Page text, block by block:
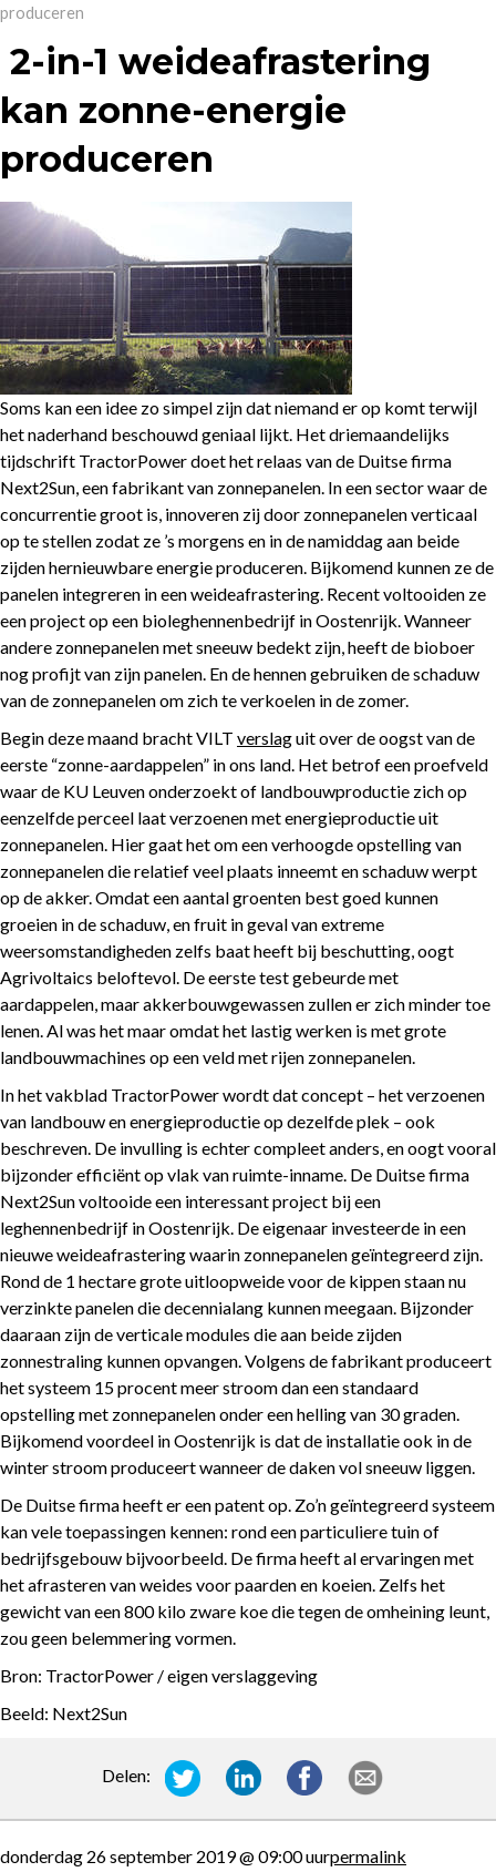
produceren
2-in-1 weideafrastering
kan zonne-energie
produceren
Soms kan een idee zo simpel zijn dat niemand er op komt terwijl
het naderhand beschouwd geniaal lijkt. Het driemaandelijks
tijdschrift TractorPower doet het relaas van de Duitse firma
Next2Sun, een fabrikant van zonnepanelen. In een sector waar de
concurrentie groot is, innoveren zij door zonnepanelen verticaal
op te stellen zodat ze ’s morgens en in de namiddag aan beide
zijden hernieuwbare energie produceren. Bijkomend kunnen ze de
panelen integreren in een weideafrastering. Recent voltooiden ze
een project op een bioleghennenbedrijf in Oostenrijk. Wanneer
andere zonnepanelen met sneeuw bedekt zijn, heeft de bioboer
nog profijt van zijn panelen. En de hennen gebruiken de schaduw
van de zonnepanelen om zich te verkoelen in de zomer.
Begin deze maand bracht VILT verslaguit over de oogst van de
eerste “zonne-aardappelen” in ons land. Het betrof een proefveld
waar de KU Leuven onderzoekt of landbouwproductie zich op
eenzelfde perceel laat verzoenen met energieproductie uit
zonnepanelen. Hier gaat het om een verhoogde opstelling van
zonnepanelen die relatief veel plaats inneemt en schaduw werpt
op de akker. Omdat een aantal groenten best goed kunnen
groeien in de schaduw, en fruit in geval van extreme
weersomstandigheden zelfs baat heeft bij beschutting, oogt
Agrivoltaics beloftevol. De eerste test gebeurde met
aardappelen, maar akkerbouwgewassen zullen er zich minder toe
lenen. Al was het maar omdat het lastig werken is met grote
landbouwmachines op een veld met rijen zonnepanelen.
In het vakblad TractorPower wordt dat concept – het verzoenen
van landbouw en energieproductie op dezelfde plek – ook
beschreven. De invulling is echter compleet anders, en oogt vooral
bijzonder efficiënt op vlak van ruimte-inname. De Duitse firma
Next2Sun voltooide een interessant project bij een
leghennenbedrijf in Oostenrijk. De eigenaar investeerde in een
nieuwe weideafrastering waarin zonnepanelen geïntegreerd zijn.
Rond de 1 hectare grote uitloopweide voor de kippen staan nu
verzinkte panelen die decennialang kunnen meegaan. Bijzonder
daaraan zijn de verticale modules die aan beide zijden
zonnestraling kunnen opvangen. Volgens de fabrikant produceert
het systeem 15 procent meer stroom dan een standaard
opstelling met zonnepanelen onder een helling van 30 graden.
Bijkomend voordeel in Oostenrijk is dat de installatie ook in de
winter stroom produceert wanneer de daken vol sneeuw liggen.
De Duitse firma heeft er een patent op. Zo’n geïntegreerd systeem
kan vele toepassingen kennen: rond een particuliere tuin of
bedrijfsgebouw bijvoorbeeld. De firma heeft al ervaringen met
het afrasteren van weides voor paarden en koeien. Zelfs het
gewicht van een 800 kilo zware koe die tegen de omheining leunt,
zou geen belemmering vormen.
Bron: TractorPower / eigen verslaggeving
Beeld: Next2Sun
Delen:
donderdag 26 september 2019 @ 09:00 uurpermalink